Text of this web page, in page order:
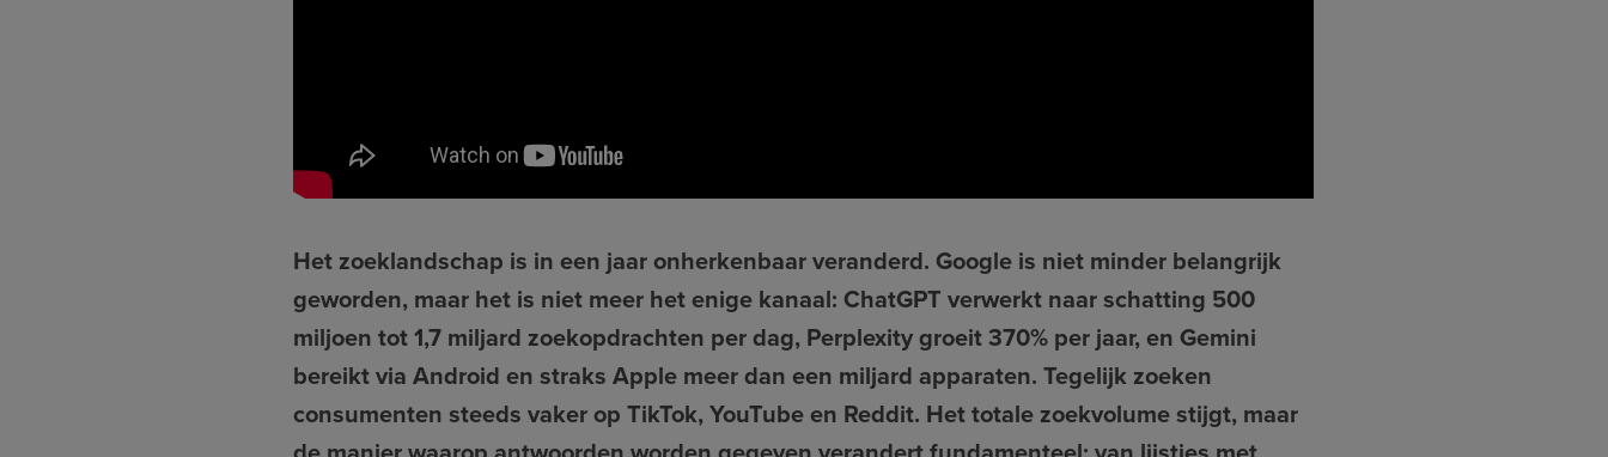
Het zoeklandschap is in een jaar onherkenbaar veranderd. Google is niet minder belangrijk
geworden, maar het is niet meer het enige kanaal: ChatGPT verwerkt naar schatting 500
miljoen tot 1,7 miljard zoekopdrachten per dag, Perplexity groeit 370% per jaar, en Gemini
bereikt via Android en straks Apple meer dan een miljard apparaten. Tegelijk zoeken
consumenten steeds vaker op TikTok, YouTube en Reddit. Het totale zoekvolume stijgt, maar